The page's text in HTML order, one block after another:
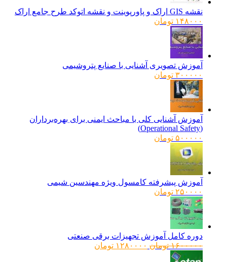
نقشه GIS اراک و پاورپوینت و نقشه اتوکد طرح جامع اراک
۱۴۸۰۰۰ تومان
آموزش تصویری آشنایی با صنایع پتروشیمی
۳۰۰۰۰۰ تومان
آموزش آشنایی کلی با مباحث ایمنی برای بهره‌برداران
۵۰۰۰۰۰ تومان
آموزش پیشرفته کامسول ویژه مهندسین شیمی
۲۵۰۰۰۰ تومان
دوره کامل آموزش تجهیزات برقی صنعتی
۱۶۰۰۰۰۰ تومانقیمت
۱۲۸۰۰۰۰ تومانقیمت